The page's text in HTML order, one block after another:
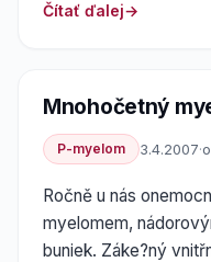
Čítať ďalej
Mnohočetný
P-myelom 3.4.2007·
Ročně u nás
myelomem,
buniek. Záke?ný